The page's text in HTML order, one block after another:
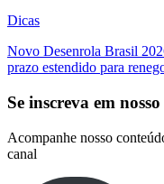
Dicas
Novo Desenrola Brasil
prazo estendido para
Se inscreva em
Acompanhe nosso
canal